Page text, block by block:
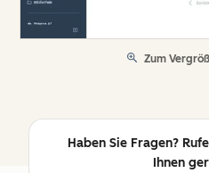
Zum
Haben Sie Fragen?
Ihnen